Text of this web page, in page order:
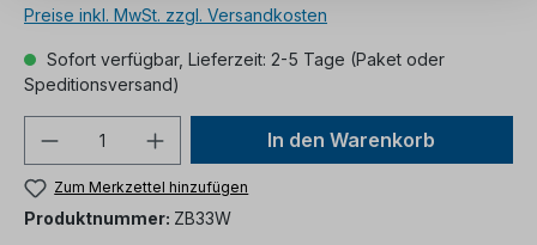
Preise inkl. MwSt. zzgl. Versandkosten
Sofort verfügbar, Lieferzeit: 2-5 Tage (Paket oder
Speditionsversand)
In den Warenkorb
Zum Merkzettel hinzufügen
Produktnummer: ZB33W